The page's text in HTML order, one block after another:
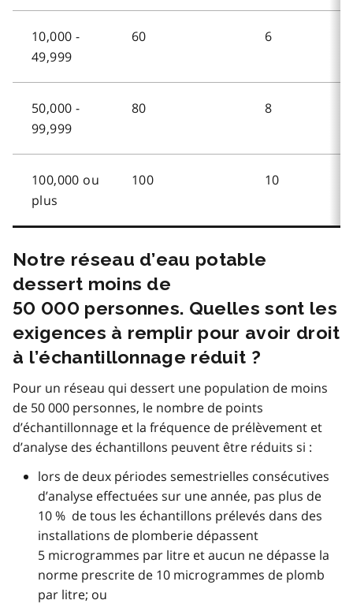
10,000 -
49,999
60 6
50,000 -
99,999
80 8
100,000 ou
plus
100 10
Notre réseau d’eau potable
dessert moins de
50 000 personnes. Quelles sont les
exigences à remplir pour avoir droit
à l’échantillonnage réduit ?
Pour un réseau qui dessert une population de moins
de 50 000 personnes, le nombre de points
d’échantillonnage et la fréquence de prélèvement et
d’analyse des échantillons peuvent être réduits si :
lors de deux périodes semestrielles consécutives
d’analyse effectuées sur une année, pas plus de
10 % de tous les échantillons prélevés dans des
installations de plomberie dépassent
5 microgrammes par litre et aucun ne dépasse la
norme prescrite de 10 microgrammes de plomb
par litre; ou